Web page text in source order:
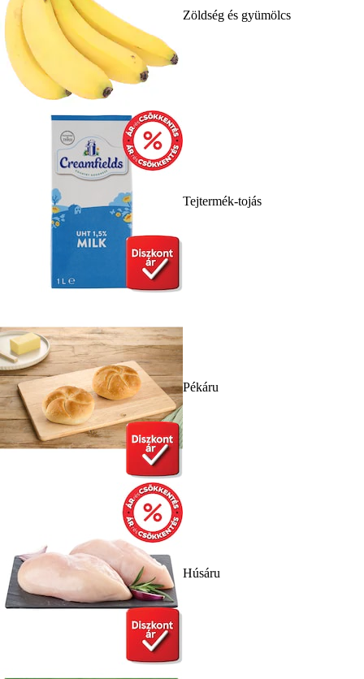
Zöldség és gyümölcs
Tejtermék-tojás
Pékáru
Húsáru